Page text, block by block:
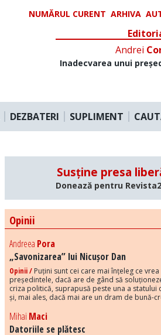
NUMĂRUL CURENT ARHIVA
Andrei
Inadecvarea unui
DEZBATERI SUPLIMENT
Susține presa
Donează pentru
Opinii
Andreea Pora
„Savonizarea” lui Nicușor Dan
Opinii / Puțini sunt cei care mai înțeleg ce vrea
președintele, dacă are de gând să
criza politică, suprapusă peste una a statului
și, mai ales, dacă mai are un dram de bună-
Mihai Maci
Datoriile se plătesc